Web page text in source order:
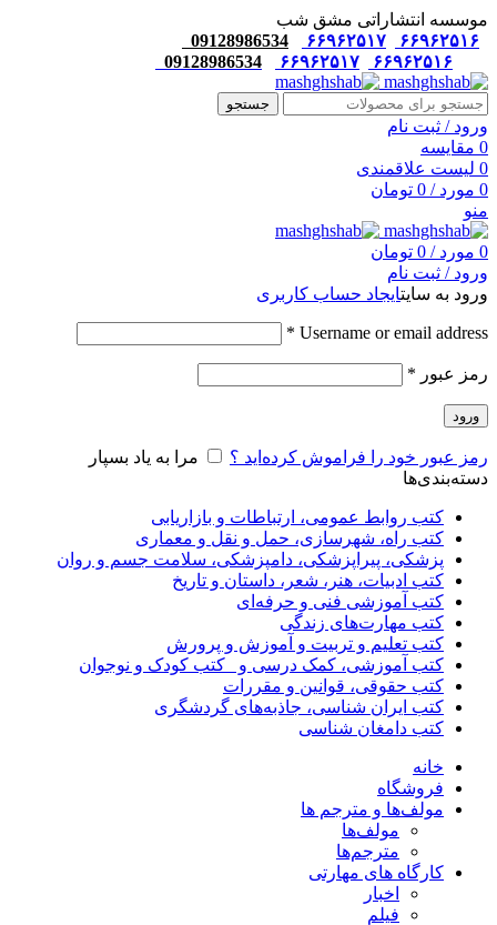
موسسه انتشاراتی مشق شب
۶۶۹۶۲۵۱۶
۶۶۹۶۲۵۱۷
09128986534
۶۶۹۶۲۵۱۶
۶۶۹۶۲۵۱۷ 09128986534
جستجو
ورود / ثبت نام
0 مقایسه
0 لیست علاقمندی
0 مورد /
0 تومان
منو
0 مورد /
0 تومان
ورود / ثبت نام
ورود به سایتایجاد حساب کاربری
Username or email address
*
رمز عبور *
ورود
رمز عبور خود را فراموش کرده‌اید ؟
مرا به یاد بسپار
دسته‌بندی‌ها
کتب روابط عمومی، ارتباطات و بازاریابی
کتب راه، شهرسازی، حمل و نقل و معماری
پزشکی، پیراپزشکی، دامپزشکی، سلامت جسم و روان
کتب ادبیات، هنر، شعر، داستان و تاریخ
کتب آموزشی فنی و حرفه‌ای
کتب مهارت‌های زندگی
کتب تعلیم و تربیت و آموزش و پرورش
کتب آموزشی، کمک درسی و _کتب کودک و نوجوان
کتب حقوقی، قوانین و مقررات
کتب ایران شناسی، جاذبه‌های گردشگری
کتب دامغان شناسی
خانه
فروشگاه
مولف‌ها و مترجم ها
مولف‌ها
مترجم‌ها
کارگاه های مهارتی
اخبار
فیلم